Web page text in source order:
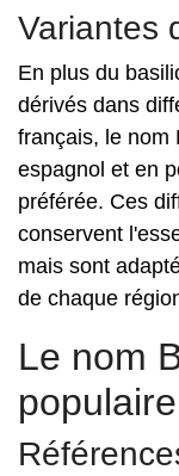
Variantes
En plus du
dérivés dans
français, le nom
espagnol et en
préférée. Ces
conservent
mais sont
de chaque
Le nom
populaire